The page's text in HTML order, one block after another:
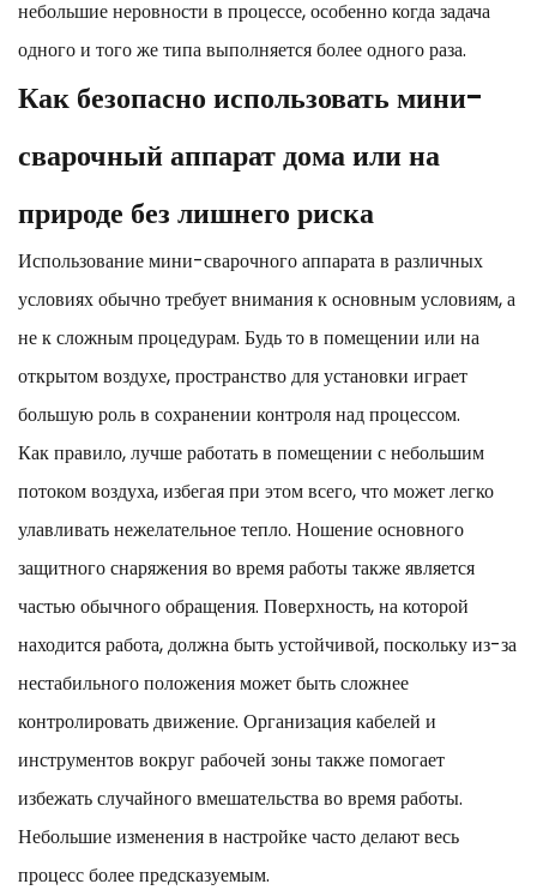
небольшие неровности в процессе, особенно когда задача
одного и того же типа выполняется более одного раза.
Как безопасно использовать мини-
сварочный аппарат дома или на
природе без лишнего риска
Использование мини-сварочного аппарата в различных
условиях обычно требует внимания к основным условиям, а
не к сложным процедурам. Будь то в помещении или на
открытом воздухе, пространство для установки играет
большую роль в сохранении контроля над процессом.
Как правило, лучше работать в помещении с небольшим
потоком воздуха, избегая при этом всего, что может легко
улавливать нежелательное тепло. Ношение основного
защитного снаряжения во время работы также является
частью обычного обращения. Поверхность, на которой
находится работа, должна быть устойчивой, поскольку из-за
нестабильного положения может быть сложнее
контролировать движение. Организация кабелей и
инструментов вокруг рабочей зоны также помогает
избежать случайного вмешательства во время работы.
Небольшие изменения в настройке часто делают весь
процесс более предсказуемым.